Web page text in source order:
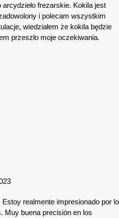
arcydzieło frezarskie. Kokila jest
i polecam wszystkim
wiedziałem że kokila będzie
przeszło moje oczekiwania.
Estoy realmente impresionado por lo
Muy buena precisión en los